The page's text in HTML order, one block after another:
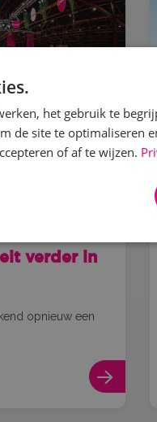
verder in
opnieuw een
het gebruik te
de site te optimaliseren
of af te wijzen.